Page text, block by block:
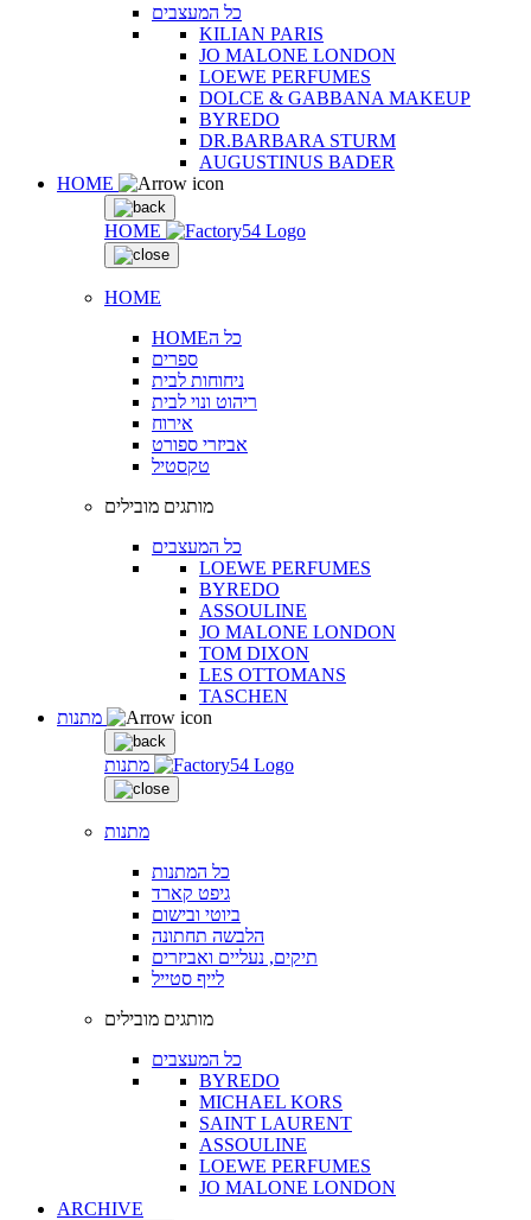
כל המעצבים
KILIAN PARIS
JO MALONE LONDON
LOEWE PERFUMES
DOLCE & GABBANA MAKEUP
BYREDO
DR.BARBARA STURM
AUGUSTINUS BADER
HOME
HOME
HOME
HOMEכל ה
ספרים
ניחוחות לבית
ריהוט ונוי לבית
אירוח
אביזרי ספורט
טקסטיל
מותגים מובילים
כל המעצבים
LOEWE PERFUMES
BYREDO
ASSOULINE
JO MALONE LONDON
TOM DIXON
LES OTTOMANS
TASCHEN
מתנות
מתנות
כל המתנות
גיפט קארד
ביוטי ובישום
הלבשה תחתונה
תיקים, נעליים ואביזרים
לייף סטייל
מותגים מובילים
כל המעצבים
BYREDO
MICHAEL KORS
SAINT LAURENT
ASSOULINE
LOEWE PERFUMES
JO MALONE LONDON
ARCHIVE